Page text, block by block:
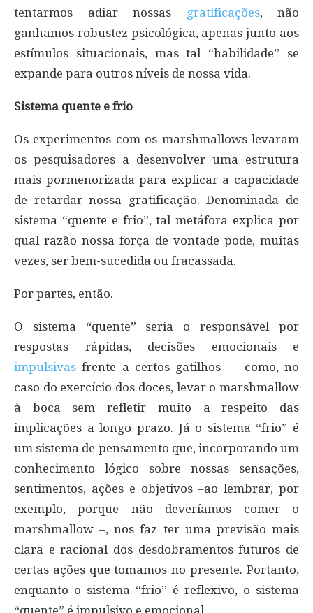
tentarmos adiar nossas gratificações, não
ganhamos robustez psicológica, apenas junto aos
estímulos situacionais, mas tal “habilidade” se
expande para outros níveis de nossa vida.
Sistema quente e frio
Os experimentos com os marshmallows levaram
os pesquisadores a desenvolver uma estrutura
mais pormenorizada para explicar a capacidade
de retardar nossa gratificação. Denominada de
sistema “quente e frio”, tal metáfora explica por
qual razão nossa força de vontade pode, muitas
vezes, ser bem-sucedida ou fracassada.
Por partes, então.
O sistema “quente” seria o responsável por
respostas rápidas, decisões emocionais e
impulsivas frente a certos gatilhos — como, no
caso do exercício dos doces, levar o marshmallow
à boca sem refletir muito a respeito das
implicações a longo prazo. Já o sistema “frio” é
um sistema de pensamento que, incorporando um
conhecimento lógico sobre nossas sensações,
sentimentos, ações e objetivos –ao lembrar, por
exemplo, porque não deveríamos comer o
marshmallow –, nos faz ter uma previsão mais
clara e racional dos desdobramentos futuros de
certas ações que tomamos no presente. Portanto,
enquanto o sistema “frio” é reflexivo, o sistema